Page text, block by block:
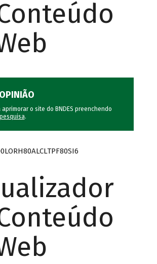
o site do BNDES preenchendo
pesquisa.